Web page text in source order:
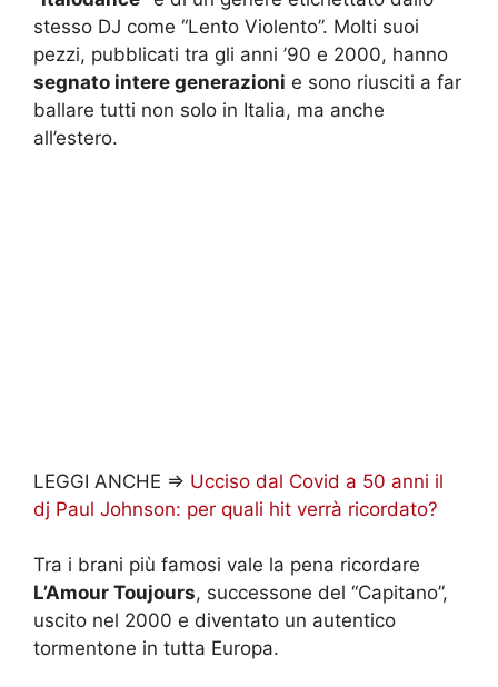
stesso DJ come “Lento Violento”. Molti suoi
pezzi, pubblicati tra gli anni ’90 e 2000, hanno
segnato intere generazioni e sono riusciti a far
ballare tutti non solo in Italia, ma anche
all’estero.
LEGGI ANCHE => Ucciso dal Covid a 50 anni il
dj Paul Johnson: per quali hit verrà ricordato?
Tra i brani più famosi vale la pena ricordare
L’Amour Toujours, successone del “Capitano”,
uscito nel 2000 e diventato un autentico
tormentone in tutta Europa.